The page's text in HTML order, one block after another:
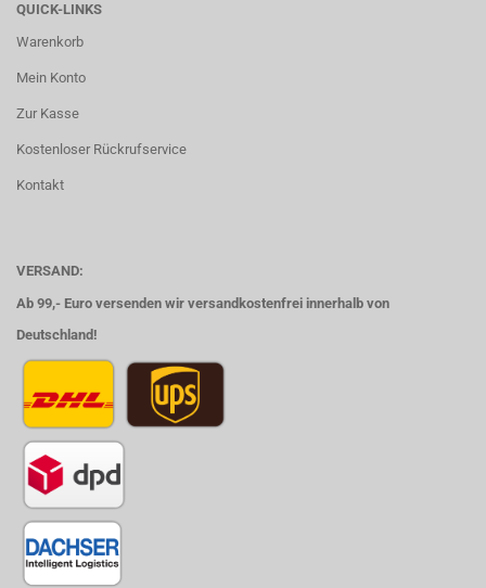
QUICK-LINKS
Warenkorb
Mein Konto
Zur Kasse
Kostenloser Rückrufservice
Kontakt
VERSAND:
Ab 99,- Euro versenden wir versandkostenfrei innerhalb von
Deutschland!